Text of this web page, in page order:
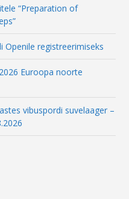
“Preparation of
Openile registreerimiseks
Euroopa noorte
vibuspordi suvelaager –